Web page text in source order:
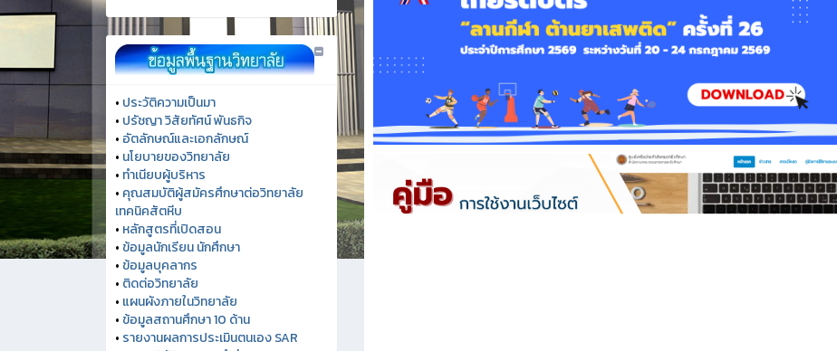
• ประวัติความเป็นมา
• ปรัชญา วิสัยทัศน์ พันธกิจ
• อัตลักษณ์และเอกลักษณ์
• นโยบายของวิทยาลัย
• ทำเนียบผู้บริหาร
• คุณสมบัติผู้สมัครศึกษาต่อวิทยาลัย
เทคนิคสัตหีบ
• หลักสูตรที่เปิดสอน
• ข้อมูลนักเรียน นักศึกษา
• ข้อมูลบุคลากร
• ติดต่อวิทยาลัย
• แผนผังภายในวิทยาลัย
• ข้อมูลสถานศึกษา 10 ด้าน
• รายงานผลการประเมินตนเอง SAR